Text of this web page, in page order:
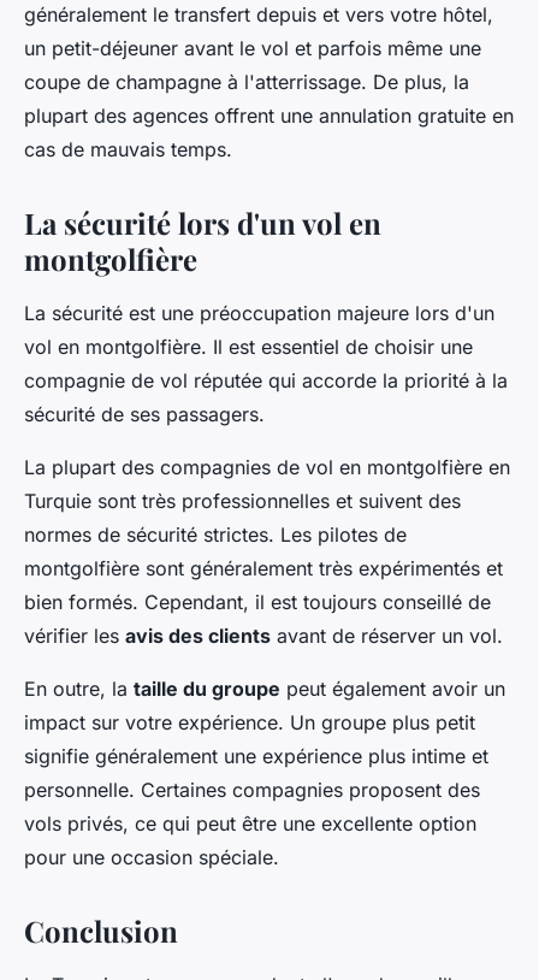
généralement le transfert depuis et vers votre hôtel,
un petit-déjeuner avant le vol et parfois même une
coupe de champagne à l'atterrissage. De plus, la
plupart des agences offrent une annulation gratuite en
cas de mauvais temps.
La sécurité lors d'un vol en
montgolfière
La sécurité est une préoccupation majeure lors d'un
vol en montgolfière. Il est essentiel de choisir une
compagnie de vol réputée qui accorde la priorité à la
sécurité de ses passagers.
La plupart des compagnies de vol en montgolfière en
Turquie sont très professionnelles et suivent des
normes de sécurité strictes. Les pilotes de
montgolfière sont généralement très expérimentés et
bien formés. Cependant, il est toujours conseillé de
vérifier les avis des clients avant de réserver un vol.
En outre, la taille du groupe peut également avoir un
impact sur votre expérience. Un groupe plus petit
signifie généralement une expérience plus intime et
personnelle. Certaines compagnies proposent des
vols privés, ce qui peut être une excellente option
pour une occasion spéciale.
Conclusion